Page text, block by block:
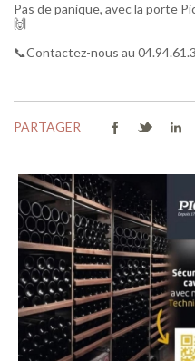
Pas de panique, avec la porte
🙌
📞Contactez-nous au
PARTAGER